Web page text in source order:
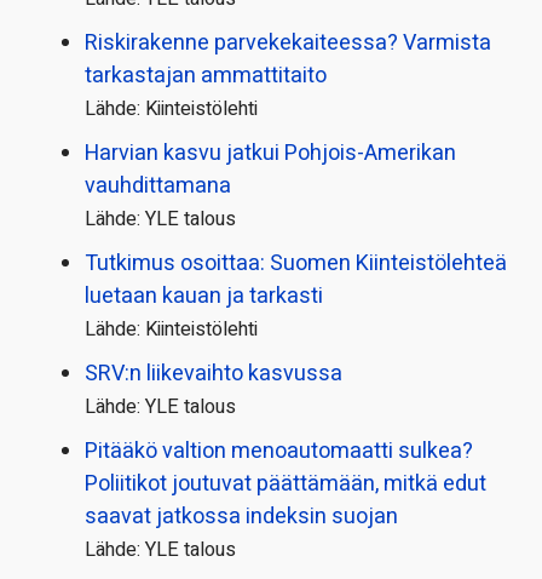
Riskirakenne parvekekaiteessa? Varmista
tarkastajan ammattitaito
Lähde: Kiinteistölehti
Harvian kasvu jatkui Pohjois-Amerikan
vauhdittamana
Lähde: YLE talous
Tutkimus osoittaa: Suomen Kiinteistölehteä
luetaan kauan ja tarkasti
Lähde: Kiinteistölehti
SRV:n liikevaihto kasvussa
Lähde: YLE talous
Pitääkö valtion menoautomaatti sulkea?
Poliitikot joutuvat päättämään, mitkä edut
saavat jatkossa indeksin suojan
Lähde: YLE talous